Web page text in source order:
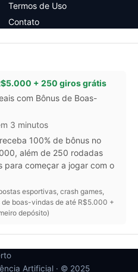
Termos de Uso
Contato
+ 250 giros grátis
com Bônus de Boas-
3 minutos
100% de bônus no
além de 250 rodadas
para começar a jogar com o
esportivas, crash games,
de boas-vindas de até R$5.000 +
depósito)
Artificial · © 2025